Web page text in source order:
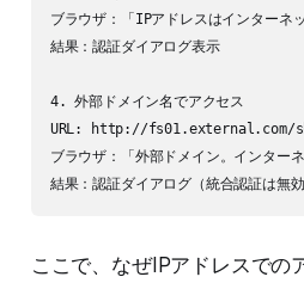
ブラウザ：「IPアドレスはインターネ
結果：認証ダイアログ表示
4. 外部ドメイン名でアクセス
URL: http://fs01.external.com/
ブラウザ：「外部ドメイン。インターネ
ここで、なぜIPアドレスでの